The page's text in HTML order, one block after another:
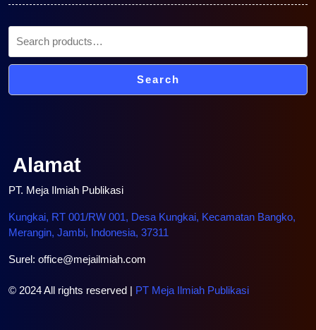
Search
Alamat
PT. Meja Ilmiah Publikasi
Kungkai, RT 001/RW 001, Desa Kungkai, Kecamatan Bangko,
Merangin, Jambi, Indonesia, 37311
Surel: office@mejailmiah.com
© 2024 All rights reserved | PT Meja Ilmiah Publikasi